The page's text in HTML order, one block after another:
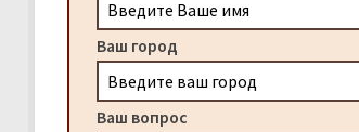
Ваш город
Ваш вопрос